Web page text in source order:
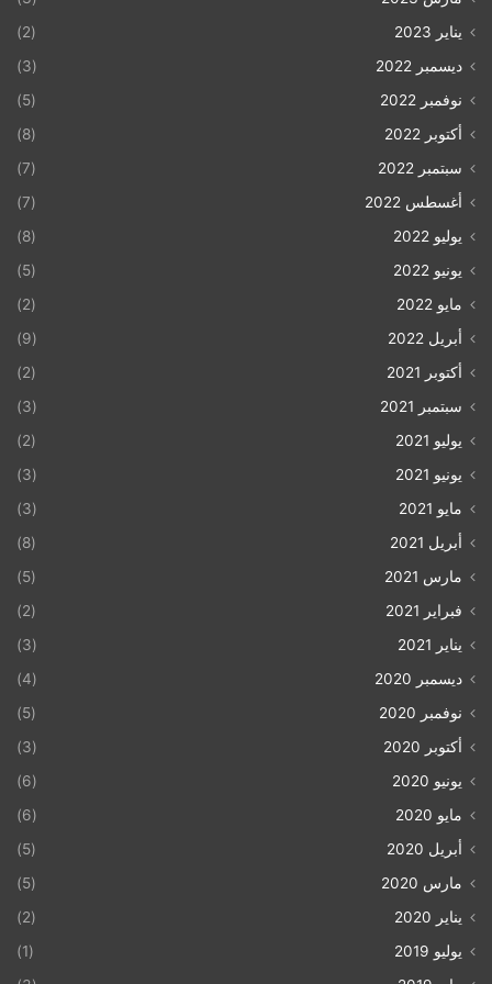
العمال الذين كانوا يعملون دون تصاريح.
الفترة/
5
سنوات
عمال
قطاع
1970
1975
1980
35
1985
1990
1995
2000
2010
0
2015
2020
2022/
الربع
الأول
9
يناير 2023
(2)
ديسمبر 2022
(3)
نوفمبر 2022
(5)
أكتوبر 2022
(8)
سبتمبر 2022
(7)
أغسطس 2022
(7)
يوليو 2022
(8)
يونيو 2022
(5)
مايو 2022
(2)
أبريل 2022
(9)
أكتوبر 2021
(2)
سبتمبر 2021
(3)
يوليو 2021
(2)
يونيو 2021
(3)
مايو 2021
(3)
أبريل 2021
(8)
مارس 2021
(5)
فبراير 2021
(2)
يناير 2021
(3)
ديسمبر 2020
(4)
نوفمبر 2020
(5)
أكتوبر 2020
(3)
يونيو 2020
(6)
مايو 2020
(6)
أبريل 2020
(5)
مارس 2020
(5)
يناير 2020
(2)
يوليو 2019
(1)